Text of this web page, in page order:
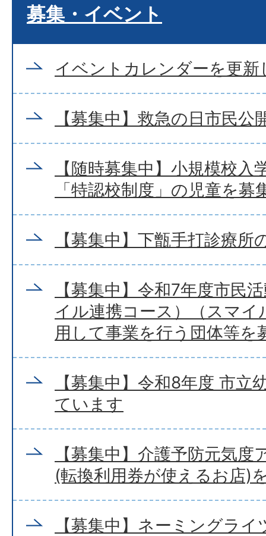
募集・イベント
イベントカレンダーを更新
【募集中】救急の日市民
【随時募集中】小規模校入
「特認校制度」の児童を募
【募集中】下甑手打診療
【募集中】令和7年度市民
イル連携コース）（スマイ
用して事業を行う団体等を
【募集中】令和8年度 市立
ています
【募集中】介護予防元気
(転換利用券が使えるお店)
【募集中】ネーミングラ